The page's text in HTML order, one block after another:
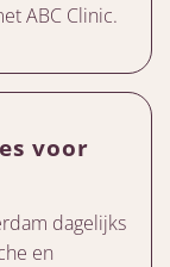
ABC Clinic.
voor
dagelijks
en